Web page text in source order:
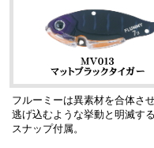
フルーミーは異素材を合体さ
逃げ込むような挙動と明滅す
スナップ付属。